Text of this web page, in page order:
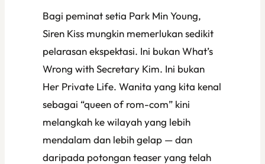
Bagi peminat setia Park Min Young,
Siren Kiss mungkin memerlukan sedikit
pelarasan ekspektasi. Ini bukanWhat’s
Wrong with Secretary Kim. Ini bukan
Her Private Life. Wanita yang kita kenal
sebagai “queen of rom-com” kini
melangkah ke wilayah yang lebih
mendalam dan lebih gelap — dan
daripada potongan teaser yang telah